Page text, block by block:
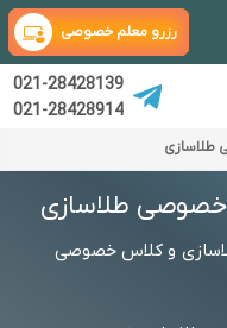
رزرو معلم خصوصی
021-28428139
021-28428914
طلاسازی
و کلاس خصوصی